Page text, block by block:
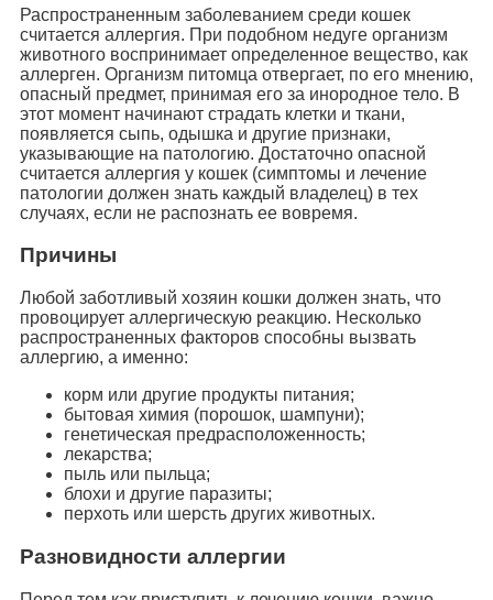
Распространенным заболеванием среди кошек
считается аллергия. При подобном недуге организм
животного воспринимает определенное вещество, как
аллерген. Организм питомца отвергает, по его мнению,
опасный предмет, принимая его за инородное тело. В
этот момент начинают страдать клетки и ткани,
появляется сыпь, одышка и другие признаки,
указывающие на патологию. Достаточно опасной
считается аллергия у кошек (симптомы и лечение
патологии должен знать каждый владелец) в тех
случаях, если не распознать ее вовремя.
Причины
Любой заботливый хозяин кошки должен знать, что
провоцирует аллергическую реакцию. Несколько
распространенных факторов способны вызвать
аллергию, а именно:
корм или другие продукты питания;
бытовая химия (порошок, шампуни);
генетическая предрасположенность;
лекарства;
пыль или пыльца;
блохи и другие паразиты;
перхоть или шерсть других животных.
Разновидности аллергии